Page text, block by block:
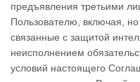
предъявления третьими
Пользователю, включая, но
связанные с защитой
неисполнением
условий настоящего